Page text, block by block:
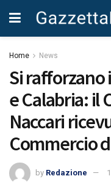
Home News
Si rafforzano
e Calabria: il
Naccari
Commercio
by Redazione